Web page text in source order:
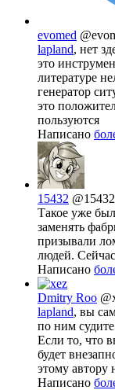
evomed
lapland, нет
это
литературе
генератор
это
пользуются
Написано
15432 @15432
Такое уже
заменять
призывали
людей.
Написано
Dmitry Roo
lapland, вы
по ним судите
Если то, что
будет
этому автору
Написано